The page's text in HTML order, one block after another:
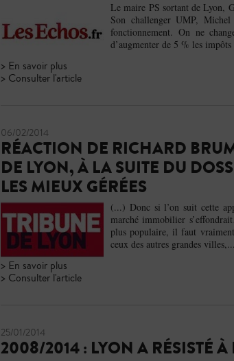
Le maire PS sortant de Lyon,
Son challenger UMP,
fonctionnement. On ne
d’augmenter de 5 % les
> En savoir plus
> Consulter l'article
06/02/2014
RÉACTION DE RICHARD
DE LYON, À LA SUITE DU
LES MIEUX GÉRÉES
(...) Donc si l’on suit cette
marché immobilier
plus populaire, il faut
ceux des autres grandes villes,...
> En savoir plus
> Consulter l'article
25/01/2014
2008/2014 : LYON A RÉSISTÉ